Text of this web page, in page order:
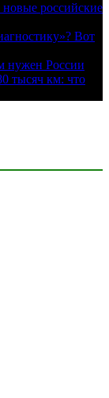
российские
Вот
нужен России
тысяч км: что